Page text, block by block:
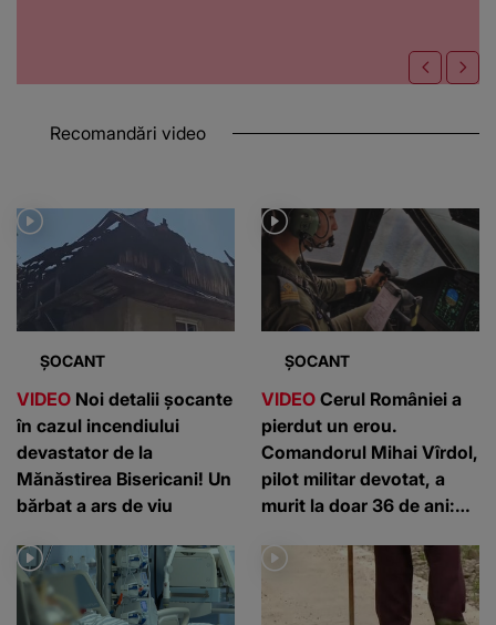
Recomandări video
ȘOCANT
VIDEO Noi detalii șocante
în cazul incendiului
devastator de la
Mănăstirea Bisericani! Un
bărbat a ars de viu
ȘOCANT
VIDEO Cerul României a
pierdut un erou.
Comandorul Mihai Vîrdol,
pilot militar devotat, a
murit la doar 36 de ani: